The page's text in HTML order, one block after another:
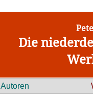
Die
Autoren